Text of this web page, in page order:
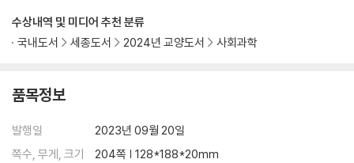
수상내역 및 미디어 추천 분류
국내도서
세종도서 2024년 교양도서 사회과학
품목정보
발행일
2023년 09월 20일
쪽수, 무게, 크기
204쪽 | 128*188*20mm